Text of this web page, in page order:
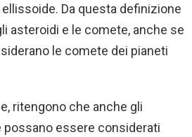
Da questa definizione
asteroidi e le comete, anche se
le comete dei pianeti
ritengono che anche gli
essere considerati